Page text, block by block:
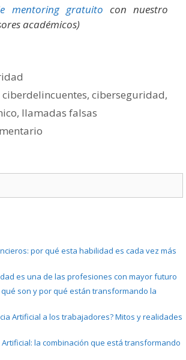
mentoring gratuito con nuestro
académicos)
ciberdelincuentes,ciberseguridad,
, llamadas falsas
por qué esta habilidad es cada vez más
es una de las profesiones con mayor futuro
son y por qué están transformando la
Artificial a los trabajadores? Mitos y realidades
Artificial: la combinación que está transformando